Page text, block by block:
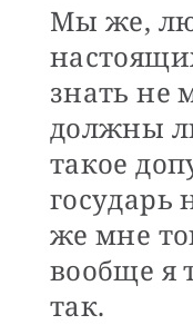
Мы же,
знать не
должны
такое
государь
же мне
вообще я
так.